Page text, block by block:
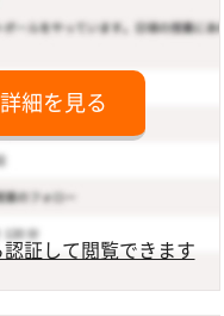
細を見る
証して閲覧できます